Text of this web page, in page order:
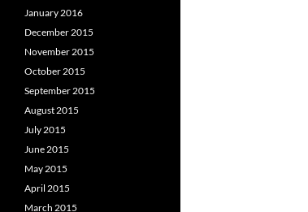
January 2016
December 2015
November 2015
October 2015
September 2015
August 2015
July 2015
June 2015
May 2015
April 2015
March 2015